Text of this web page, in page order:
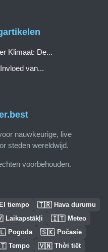
nauwkeurige, live
steden wereldwijd.
voorbehouden.
Klimaat: De...
van...
El tiempo 🇹🇷 Hava durumu
Laikapstākļi 🇮🇹 Meteo
Pogoda 🇸🇰 Počasie
Tempo 🇻🇳 Thời tiết